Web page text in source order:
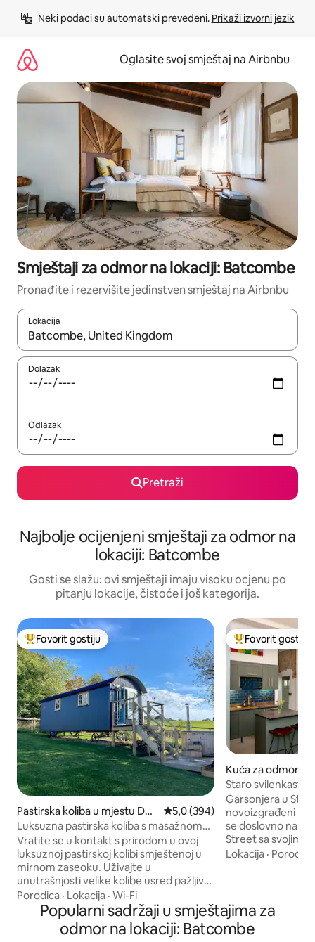
Neki podaci su automatski prevedeni. Prikaži izvorni jezik
Oglasite svoj smještaj na Airbnbu
Smještaji za odmor na lokaciji: Batcombe
Pronađite i rezervišite jedinstven smještaj na Airbnbu
Lokacija
Kad rezultati budu dostupni, krećite se gore i dolje pomoću
Dolazak
Odlazak
Pretraži
Najbolje ocijenjeni smještaji za odmor na
lokaciji: Batcombe
Gosti se slažu: ovi smještaji imaju visoku ocjenu po
pitanju lokacije, čistoće i još kategorija.
Glavni favorit gostiju
Favorit gostiju
Pastirska koliba u mjestu Dor
set
Prosječna ocjena: 5,0 od 5,
5,0 (394)
Luksuzna pastirska koliba s masažnom
kadom
Vratite se u kontakt s prirodom u ovoj
luksuznoj pastirskoj kolibi smještenoj u
mirnom zaseoku. Uživajte u
unutrašnjosti velike kolibe usred pažljivo
osmišljenog ukrasa i modernih završnih
obrada i prigrlite boravak na otvorenom
u vlastitom velikom vanjskom prostoru,
okruženom prekrasnim pogledom na
Porodica · Lokacija · Wi-Fi
Glavni favorit
Favorit gostiju
Kuća za odmor u
ton
Staro svilenkasto
High
Garsonjera u
novoizgrađeni
se doslovno
Street sa svojim
Michelinovim
doručak, prostora
domišljatog
kreveta i vrlo je
Lokacija · Porodica
Popularni sadržaji u smještajima za
odmor na lokaciji: Batcombe